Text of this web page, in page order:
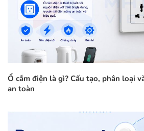
Ổ cắm điện là gì? Cấu tạo, phân loại
an toàn